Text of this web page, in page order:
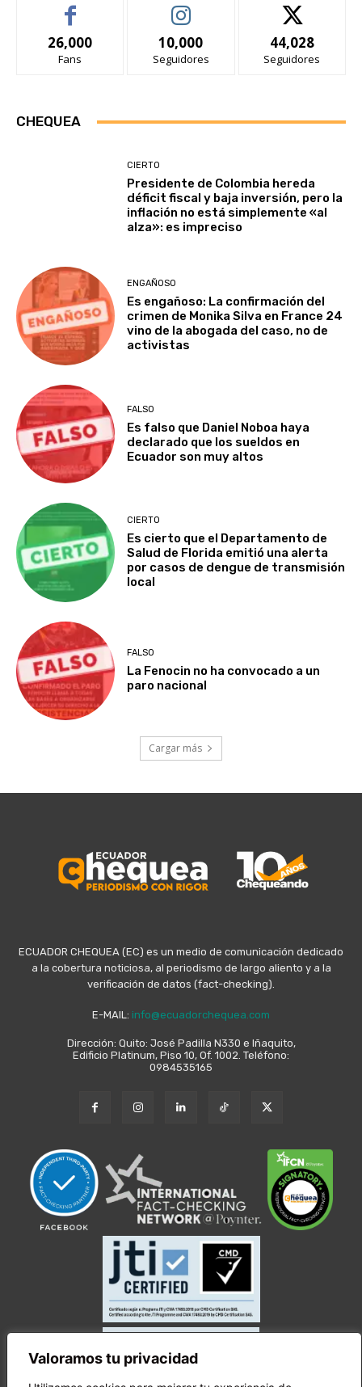
Valoramos tu privacidad
26,000
Fans
10,000
Seguidores
44,028
Seguidores
CHEQUEA
CIERTO
Presidente de Colombia hereda
déficit fiscal y baja inversión, pero la
inflación no está simplemente «al
alza»: es impreciso
ENGAÑOSO
Es engañoso: La confirmación del
crimen de Monika Silva en France 24
vino de la abogada del caso, no de
activistas
FALSO
Es falso que Daniel Noboa haya
declarado que los sueldos en
Ecuador son muy altos
CIERTO
Es cierto que el Departamento de
Salud de Florida emitió una alerta
por casos de dengue de transmisión
local
FALSO
La Fenocin no ha convocado a un
paro nacional
Cargar más
ECUADOR CHEQUEA (EC) es un medio de comunicación dedicado
a la cobertura noticiosa, al periodismo de largo aliento y a la
verificación de datos (fact-checking).
E-MAIL: info@ecuadorchequea.com
Dirección: Quito: José Padilla N330 e Iñaquito,
Edificio Platinum, Piso 10, Of. 1002. Teléfono:
0984535165